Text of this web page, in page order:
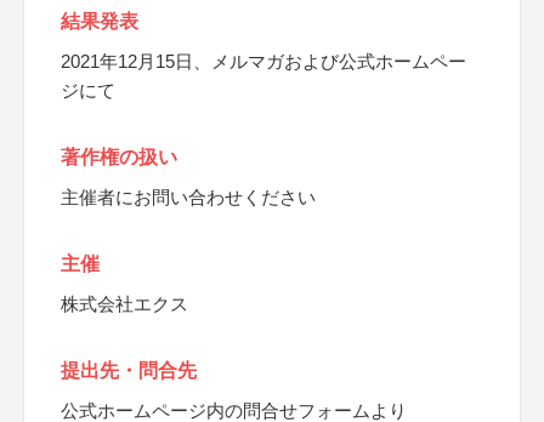
結果発表
2021年12月15日、メルマガおよび公式ホームペー
ジにて
著作権の扱い
主催者にお問い合わせください
主催
株式会社エクス
提出先・問合先
公式ホームページ内の問合せフォームより